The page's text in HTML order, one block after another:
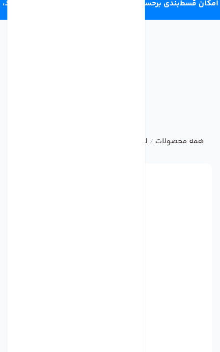
امکان قسط‌بندی برحسب اعتبار ترب‌پی 4 قسط ماهانه. بدون سود،
همه محصولات / لوازم جانبی تصفیه آب خانگی